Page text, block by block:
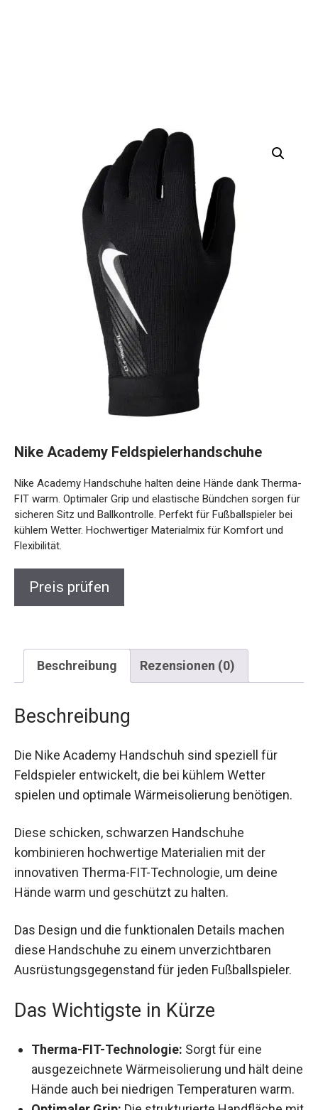
Therma-FIT warm. Optimaler Grip und elastische Bündchen
sorgen für sicheren Sitz und Ballkontrolle. Perfekt für
Fußballspieler bei kühlem Wetter. Hochwertiger Materialmix
für Komfort und Flexibilität.
Beschreibung Rezensionen (0)
Beschreibung
Feldspieler entwickelt, die bei kühlem Wetter
spielen und optimale Wärmeisolierung benötigen.
kombinieren hochwertige Materialien mit der
innovativen Therma-FIT-Technologie, um deine
Hände warm und geschützt zu halten.
diese Handschuhe zu einem unverzichtbaren
Ausrüstungsgegenstand für jeden Fußballspieler.
Das Wichtigste in Kürze
ausgezeichnete Wärmeisolierung und hält
deine Hände auch bei niedrigen Temperaturen
warm.